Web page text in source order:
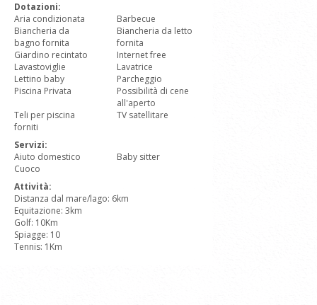
Dotazioni:
Aria condizionata
Barbecue
Biancheria da
bagno fornita
Biancheria da letto
fornita
Giardino recintato
Internet free
Lavastoviglie
Lavatrice
Lettino baby
Parcheggio
Piscina Privata
Possibilità di cene
all'aperto
Teli per piscina
forniti
TV satellitare
Servizi:
Aiuto domestico
Baby sitter
Cuoco
Attività:
Distanza dal mare/lago: 6km
Equitazione: 3km
Golf: 10Km
Spiagge: 10
Tennis: 1Km